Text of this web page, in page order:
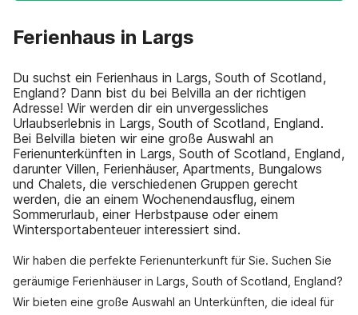
Ferienhaus in Largs
Du suchst ein Ferienhaus in Largs, South of Scotland,
England? Dann bist du bei Belvilla an der richtigen
Adresse! Wir werden dir ein unvergessliches
Urlaubserlebnis in Largs, South of Scotland, England.
Bei Belvilla bieten wir eine große Auswahl an
Ferienunterkünften in Largs, South of Scotland, England,
darunter Villen, Ferienhäuser, Apartments, Bungalows
und Chalets, die verschiedenen Gruppen gerecht
werden, die an einem Wochenendausflug, einem
Sommerurlaub, einer Herbstpause oder einem
Wintersportabenteuer interessiert sind.
Wir haben die perfekte Ferienunterkunft für Sie. Suchen Sie
geräumige Ferienhäuser in Largs, South of Scotland, England?
Wir bieten eine große Auswahl an Unterkünften, die ideal für